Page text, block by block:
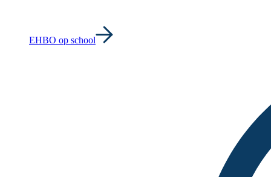
EHBO op school